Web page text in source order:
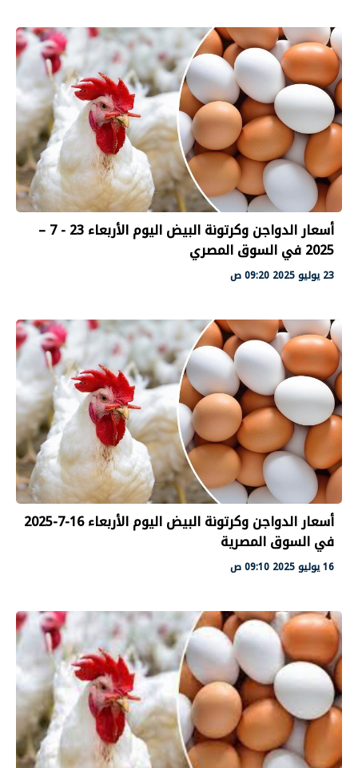
أسعار الدواجن وكرتونة البيض اليوم الأربعاء 23 - 7 –
2025 في السوق المصري
23 يوليو 2025 09:20 ص
أسعار الدواجن وكرتونة البيض اليوم الأربعاء 16-7-2025
في السوق المصرية
16 يوليو 2025 09:10 ص